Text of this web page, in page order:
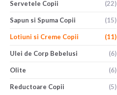
Servetele Copii (22)
Sapun si Spuma Copii (15)
Lotiuni si Creme Copii (11)
Ulei de Corp Bebelusi (6)
Olite (6)
Reductoare Copii (5)